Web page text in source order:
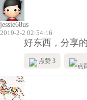
jessie68us
2019-2-2 02:54:16
好东西，分享的
点赞 3